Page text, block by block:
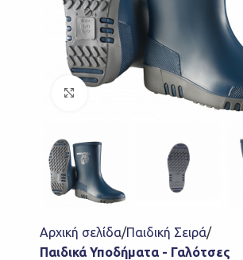
Click to enlarge
Αρχική σελίδα Παιδική Σειρά
Παιδικά Υποδήματα - Γαλότσες